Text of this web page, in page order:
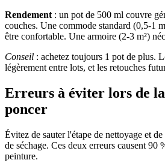
Rendement : un pot de 500 ml couvre
couches. Une commode standard (0,5-1
être confortable. Une armoire (2-3 m²)
Conseil : achetez toujours 1 pot de plus.
légèrement entre lots, et les retouches
Erreurs à éviter lors de
poncer
Évitez de sauter l'étape de nettoyage et
de séchage. Ces deux erreurs causent 90
peinture.